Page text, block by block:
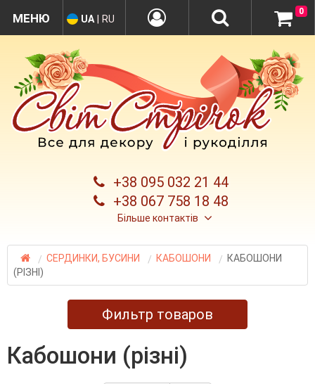
+38 095 032 21 44
+38 067 758 18 48
Більше контактів
UA RU
0
СЕРДИНКИ, БУСИНИ КАБОШОНИ
КАБОШОНИ
(РІЗНІ)
Фильтр товаров
кабошони (різні)